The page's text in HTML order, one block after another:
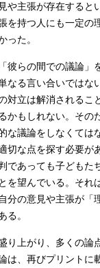
や主張が存在すると
を持つ人にも一定の
った。
彼らの間での議論」
なる言い合いではな
対立は解消されるこ
かもしれない。その
な議論をしなくては
切な点を探す必要が
であっても子どもた
を望んでいる。それ
分の意見や主張が「
る。
り上がり、多くの論
は、再びプリントに